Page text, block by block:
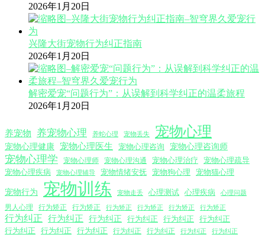
2026年1月20日
兴隆大街宠物行为纠正指南
2026年1月20日
解密爱宠“问题行为”：从误解到科学纠正的温柔旅程
2026年1月20日
养宠物 养宠物心理 养蛇心理 宠物丢失 宠物心理
宠物心理健康 宠物心理医生 宠物心理咨询 宠物心理咨询师
宠物心理学 宠物心理师 宠物心理沟通 宠物心理治疗
宠物心理疏导
宠物心理疾病
宠物心理辅导 宠物情绪安抚 宠物狗心理 宠物猫心理
宠物行为 宠物训练 宠物走丢 心理测试 心理疾病 心理问题
男人心理 行为矫正 行为矫正 行为矫正 行为矫正 行为矫正 行为矫正
行为纠正 行为纠正 行为纠正 行为纠正 行为纠正
行为纠正
行为纠正
行为纠正 行为纠正 行为纠正 行为纠正 行为纠正 行为纠正